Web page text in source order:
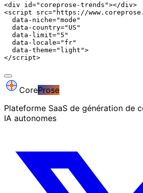
<div id="coreprose-trends"></div>
<script src="https://
  data-niche="mode"
  data-country="US"
  data-limit="5"
  data-locale="fr"
  data-theme="light">
</script>
CoreProse
Plateforme SaaS de génération de
IA autonomes